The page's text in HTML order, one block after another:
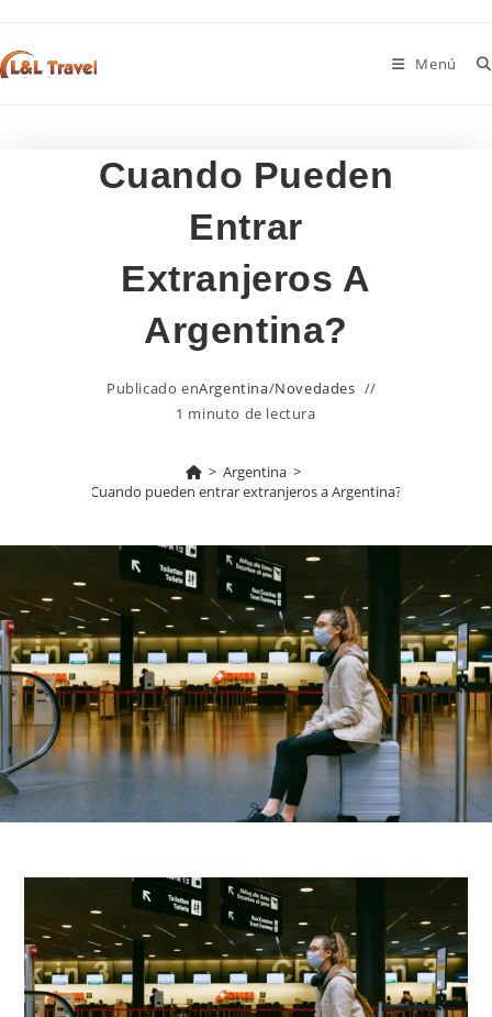
contenido
Menú
Cuando Pueden
Entrar
Extranjeros A
Argentina?
Publicado enArgentina/Novedades
1 minuto de lectura
> Argentina >
Cuando pueden entrar extranjeros a Argentina?